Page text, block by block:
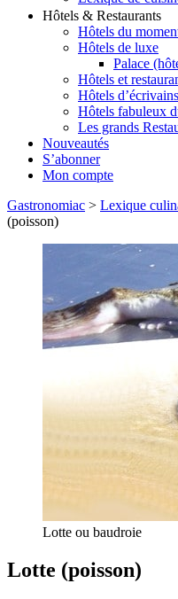
Hôtels & Restaurants
Hôtels du
Hôtels de luxe
Palace
Hôtels et
Hôtels d’écrivains
Hôtels fabuleux
Les grands
Nouveautés
S’abonner
Mon compte
Gastronomiac > Lexique
(poisson)
Lotte ou baudroie
Lotte (poisson)